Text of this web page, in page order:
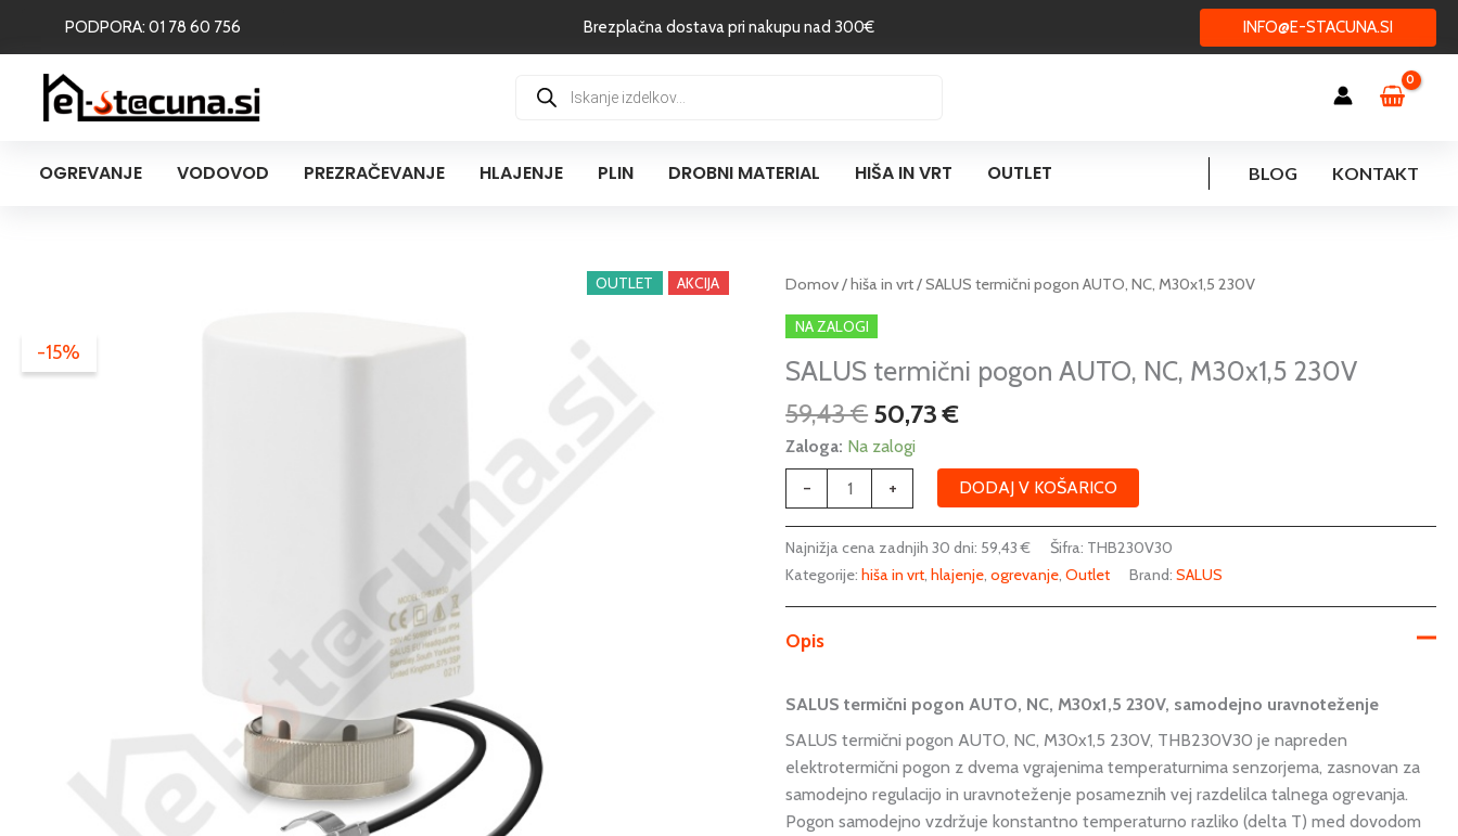
PODPORA: 01 78 60 756 Brezplačna dostava pri nakupu nad 300€ INFO@E-STACUNA.SI
search
OGREVANJE VODOVOD PREZRAČEVANJE HLAJENJE PLIN DROBNI MATERIAL HIŠA IN VRT OUTLET BLOG KONTAKT
-15%
OUTLET AKCIJA Domov/hiša in vrt/ SALUS termični pogon AUTO, NC, M30x1,5 230V
NA ZALOGI
SALUS termični pogon AUTO, NC, M30x1,5 230V
59,43€
Izvirna
cena
je
bila:
59,43 €.
50,73€
Trenutna
50,73 €.
Zaloga: Na zalogi
-
SALUS
termični
pogon
AUTO,
M30x1,5
230V
količina
+ DODAJ V KOŠARICO
Najnižja cena zadnjih 30 dni: 59,43€ Šifra: THB230V30
Kategorije:hiša in vrt,hlajenje,ogrevanje,Outlet Brand:SALUS
Opis
SALUS termični pogon AUTO, NC, M30x1,5 230V, samodejno uravnoteženje
SALUS termični pogon AUTO, NC, M30x1,5 230V, THB230V30 je napreden
elektrotermični pogon z dvema vgrajenima temperaturnima senzorjema, zasnovan za
samodejno regulacijo in uravnoteženje posameznih vej razdelilca talnega ogrevanja.
Pogon samodejno vzdržuje konstantno temperaturno razliko (delta T) med dovodom